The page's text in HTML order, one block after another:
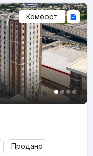
Комфорт
Продано